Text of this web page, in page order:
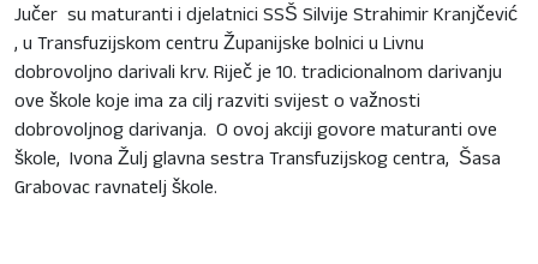
Jučer su maturanti i djelatnici SSŠ Silvije Strahimir Kranjčević
, u Transfuzijskom centru Županijske bolnici u Livnu
dobrovoljno darivali krv. Riječ je 10. tradicionalnom darivanju
ove škole koje ima za cilj razviti svijest o važnosti
dobrovoljnog darivanja. O ovoj akciji govore maturanti ove
škole, Ivona Žulj glavna sestra Transfuzijskog centra, Šasa
Grabovac ravnatelj škole.